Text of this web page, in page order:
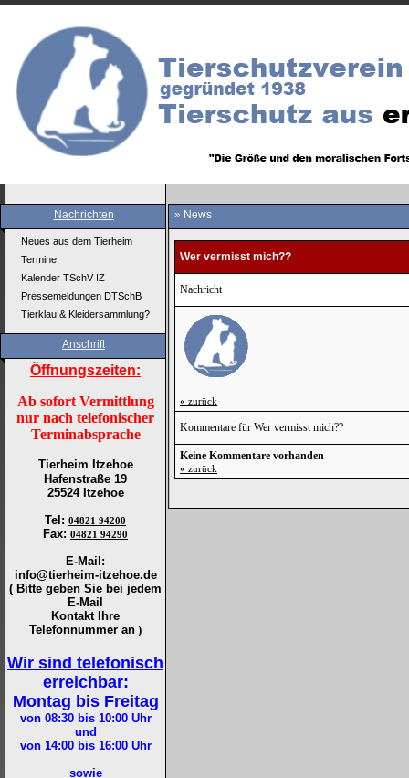
Nachrichten
Neues aus dem Tierheim
Termine
Kalender TSchV IZ
Pressemeldungen DTSchB
Tierklau & Kleidersammlung?
Anschrift
Öffnungszeiten:
Ab sofort Vermittlung
nur nach telefonischer
Terminabsprache
Tierheim Itzehoe
Hafenstraße 19
25524 Itzehoe
Tel : 04821 94200
Fax: 04821 94290
E-Mail:
info@tierheim-itzehoe.de
( Bitte geben Sie bei jedem
E-Mail
Kontakt Ihre
Telefonnummer an )
Wir sind telefonisch
erreichbar:
Montag bis Freitag
von 08:30 bis 10:00Uhr
und
von 14:00 bis 16:00Uhr
sowie
» News
Wer vermisst mich??
Nachricht
« zurück
Kommentare für Wer vermisst mich??
Keine Kommentare vorhanden
« zurück